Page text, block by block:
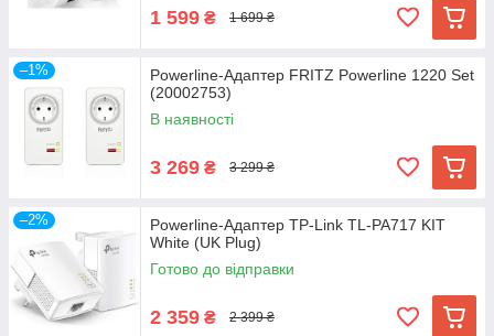
1 599 ₴ 1 699 ₴
–1%
Powerline-Адаптер FRITZ Powerline 1220 Set
(20002753)
В наявності
3 269 ₴ 3 299 ₴
–2%
Powerline-Адаптер TP-Link TL-PA717 KIT
White (UK Plug)
Готово до відправки
2 359 ₴ 2 399 ₴